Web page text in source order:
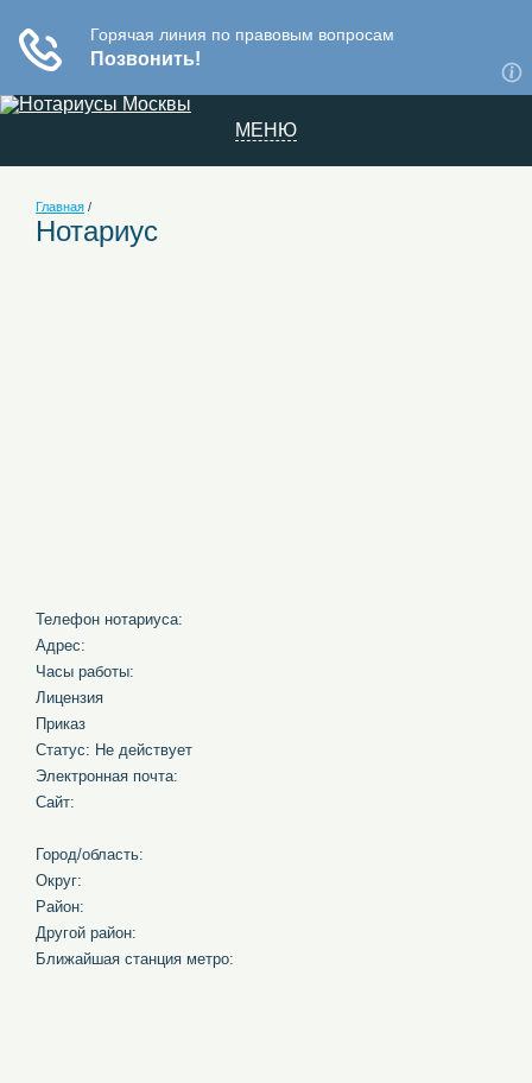
МЕНЮ
Главная /
Нотариус
Телефон нотариуса:
Адрес:
Часы работы:
Лицензия
Приказ
Статус: Не действует
Электронная почта:
Сайт:
Город/область:
Округ:
Район:
Другой район:
Ближайшая станция метро: